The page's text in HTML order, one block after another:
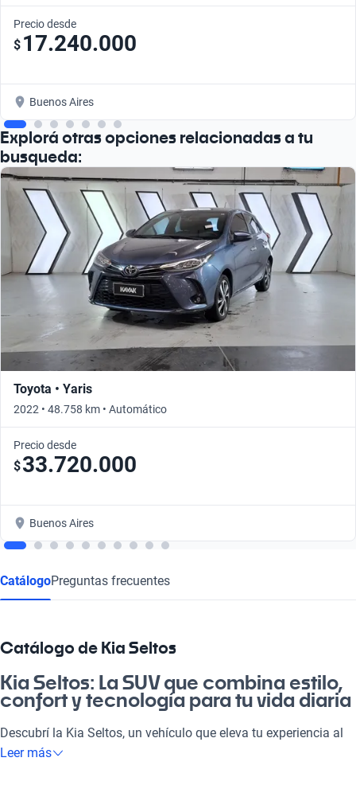
Precio desde
$ 17.240.000
Buenos Aires
Explorá otras opciones relacionadas a tu
busqueda:
Toyota • Yaris
2022 • 48.758 km • Automático
Precio desde
$33.720.000
Buenos Aires
CatálogoPreguntas frecuentes
Catálogo de Kia Seltos
Kia Seltos: La SUV que combina estilo,
confort y tecnología para tu vida diaria
Descubrí la Kia Seltos, un vehículo que eleva tu experiencia al
volante. Es ideal para ir a laburar, salir con amigos o disfrutar
Leer más